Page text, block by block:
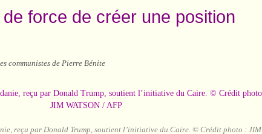
force de créer une position
communistes de Pierre Bénite
reçu par Donald Trump, soutient l’initiative du Caire. © Crédit photo : JIM